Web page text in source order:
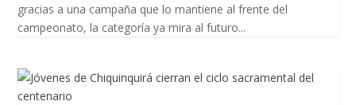
gracias a una campaña que lo mantiene al frente del
campeonato, la categoría ya mira al futuro...